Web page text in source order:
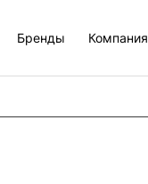
Бренды Компания